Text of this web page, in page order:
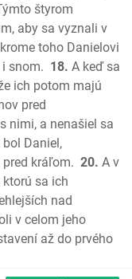
štyrom
aby sa vyznali v
toho Danielovi
snom. 18. A keď sa
ich potom majú
pred
nimi, a nenašiel sa
Daniel,
kráľom. 20. A v
sa ich
nad
v celom jeho
až do prvého